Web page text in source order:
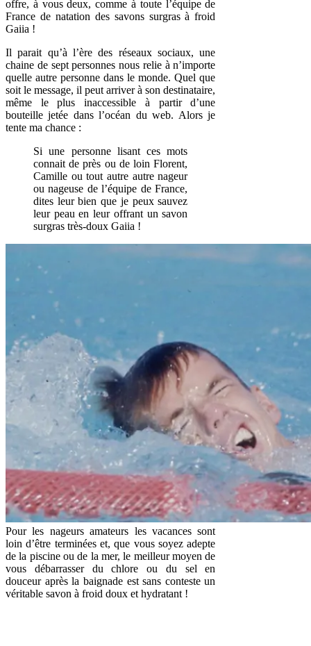
offre, à vous deux, comme à toute l’équipe de
France de natation des savons surgras à froid
Gaiia !
Il parait qu’à l’ère des réseaux sociaux, une
chaine de sept personnes nous relie à n’importe
quelle autre personne dans le monde. Quel que
soit le message, il peut arriver à son destinataire,
même le plus inaccessible à partir d’une
bouteille jetée dans l’océan du web. Alors je
tente ma chance :
Si une personne lisant ces mots
connait de près ou de loin Florent,
Camille ou tout autre autre nageur
ou nageuse de l’équipe de France,
dites leur bien que je peux sauvez
leur peau en leur offrant un savon
surgras très-doux Gaiia !
Pour les nageurs amateurs les vacances sont
loin d’être terminées et, que vous soyez adepte
de la piscine ou de la mer, le meilleur moyen de
vous débarrasser du chlore ou du sel en
douceur après la baignade est sans conteste un
véritable savon à froid doux et hydratant !